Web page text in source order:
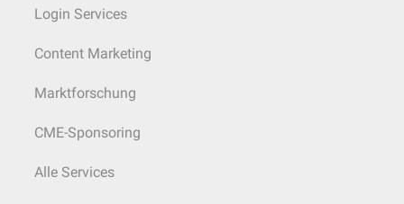
Login Services
Content Marketing
Marktforschung
CME-Sponsoring
Alle Services